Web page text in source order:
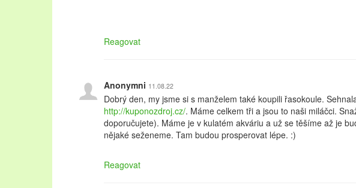
Reagovat
Anonymni 11.08.22
Dobrý den, my jsme si s manželem také koupili řasokoule.
http://kuponozdroj.cz/. Máme celkem tři a jsou to naši miláčci.
doporučujete). Máme je v kulatém akváriu a už se těšíme až je
nějaké seženeme. Tam budou prosperovat lépe. :)
Reagovat